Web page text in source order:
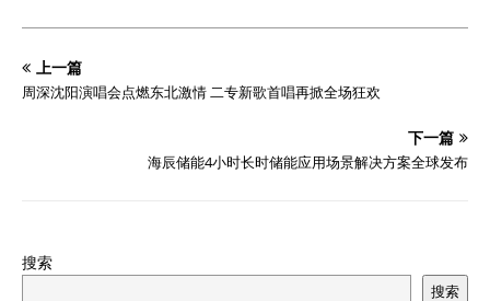
上一篇
周深沈阳演唱会点燃东北激情 二专新歌首唱再掀全场狂欢
下一篇
海辰储能4小时长时储能应用场景解决方案全球发布
搜索
搜索